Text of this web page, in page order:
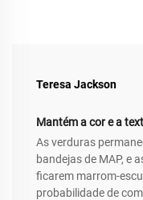
Teresa Jackson
Mantém a cor e a
As verduras
bandejas de MAP, e
ficarem marrom-
probabilidade de